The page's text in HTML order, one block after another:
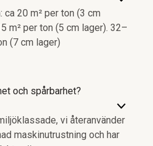
20 m² per ton (3 cm
m² per ton (5 cm lager). 32–
(7 cm lager)
och spårbarhet?
vi återanvänder
maskinutrustning och har